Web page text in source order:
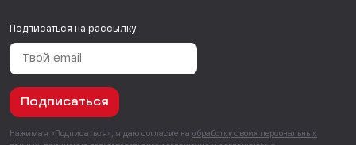
Подписаться на рассылку
Подписаться
Нажимая «Подписаться», я даю согласие на обработку своих персональных